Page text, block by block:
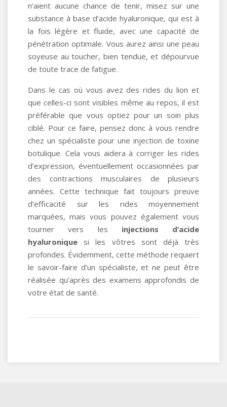
n’aient aucune chance de tenir, misez sur une
substance à base d’acide hyaluronique, qui est à
la fois légère et fluide, avec une capacité de
pénétration optimale. Vous aurez ainsi une peau
soyeuse au toucher, bien tendue, et dépourvue
de toute trace de fatigue.
Dans le cas où vous avez des rides du lion et
que celles-ci sont visibles même au repos, il est
préférable que vous optiez pour un soin plus
ciblé. Pour ce faire, pensez donc à vous rendre
chez un spécialiste pour une injection de toxine
botulique. Cela vous aidera à corriger les rides
d’expression, éventuellement occasionnées par
des contractions musculaires de plusieurs
années. Cette technique fait toujours preuve
d’efficacité sur les rides moyennement
marquées, mais vous pouvez également vous
tourner vers les injections d’acide
hyaluronique si les vôtres sont déjà très
profondes. Évidemment, cette méthode requiert
le savoir-faire d’un spécialiste, et ne peut être
réalisée qu’après des examens approfondis de
votre état de santé.